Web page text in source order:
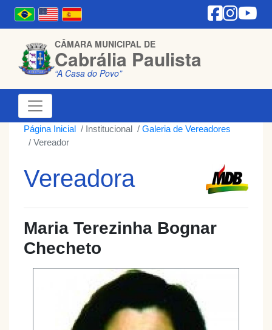
CÂMARA MUNICIPAL DE
Cabrália Paulista
“A Casa do Povo”
Página Inicial Institucional
Galeria de Vereadores
Vereador
Vereadora
Maria Terezinha Bognar
Checheto